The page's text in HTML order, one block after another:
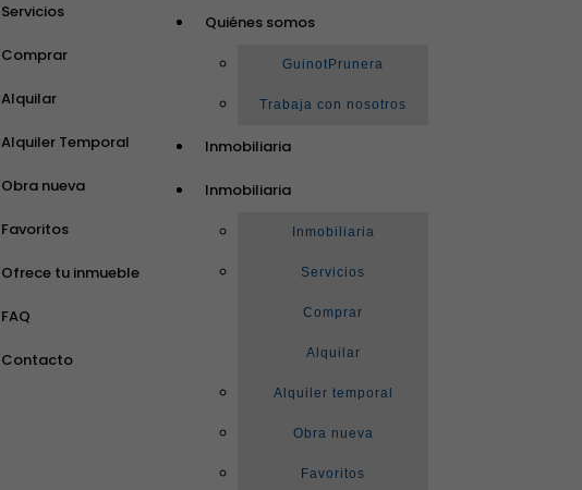
Quiénes somos
GuinotPrunera
Trabaja con nosotros
Inmobiliaria
Inmobiliaria
Inmobiliaria
Servicios
Comprar
Alquilar
Alquiler temporal
Obra nueva
Favoritos
Servicios
Comprar
Alquilar
Alquiler Temporal
Obra nueva
Favoritos
Ofrece tu inmueble
FAQ
Contacto